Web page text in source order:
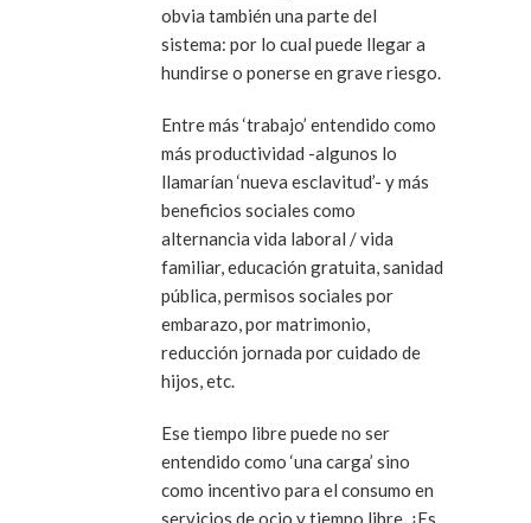
obvia también una parte del
sistema: por lo cual puede llegar a
hundirse o ponerse en grave riesgo.
Entre más ‘trabajo’ entendido como
más productividad -algunos lo
llamarían ‘nueva esclavitud’- y más
beneficios sociales como
alternancia vida laboral / vida
familiar, educación gratuita, sanidad
pública, permisos sociales por
embarazo, por matrimonio,
reducción jornada por cuidado de
hijos, etc.
Ese tiempo libre puede no ser
entendido como ‘una carga’ sino
como incentivo para el consumo en
servicios de ocio y tiempo libre. ¿Es